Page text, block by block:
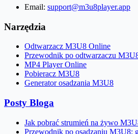
Email: support@m3u8player.app
Narzędzia
Odtwarzacz M3U8 Online
Przewodnik po odtwarzaczu
MP4 Player Online
Pobieracz M3U8
Generator osadzania M3U8
Posty Bloga
Jak pobrać strumień na żywo
Przewodnik po osadzaniu M3U8: